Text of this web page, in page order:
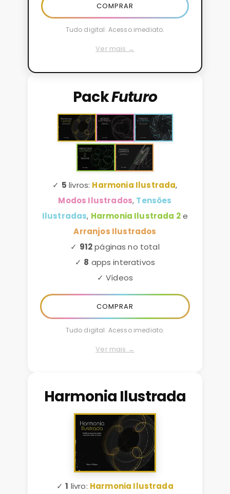
Harmonia Ilustrada
✓1 livro: Harmonia Ilustrada
COMPRAR
Tudo digital. Acesso imediato.
Ver mais →
PackFuturo
✓ 5 livros: Harmonia Ilustrada,
Modos Ilustrados, Tensões
Ilustradas, Harmonia Ilustrada 2e
Arranjos Ilustrados
✓ 912páginas no total
✓ 8 apps interativos
✓ Vídeos
COMPRAR
Tudo digital. Acesso imediato.
Ver mais →